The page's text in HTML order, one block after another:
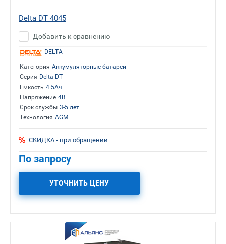
Delta DT 4045
Добавить к сравнению
DELTA
Категория Аккумуляторные батареи
Серия Delta DT
Емкость 4.5Ач
Напряжение 4В
Срок службы 3-5 лет
Технология AGM
СКИДКА - при обращении
По запросу
УТОЧНИТЬ ЦЕНУ